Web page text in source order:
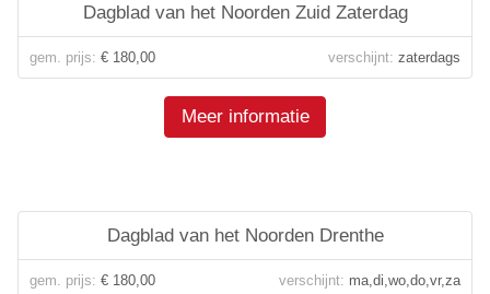
Dagblad van het Noorden Zuid Zaterdag
gem. prijs: € 180,00 verschijnt: zaterdags
Meer informatie
Dagblad van het Noorden Drenthe
gem. prijs: € 180,00 verschijnt: ma,di,wo,do,vr,za